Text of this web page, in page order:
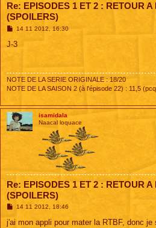
Re: EPISODES 1 ET 2 : RETOUR
(SPOILERS)
M
s
14 11 2012, 16:30
J-3
NOTE DE LA SERIE ORIGINALE : 18/20
NOTE DE LA SAISON 2 (à l'épisode 22) : 11,5
isamidala
Naacal loquace
Re: EPISODES 1 ET 2 : RETOUR
(SPOILERS)
M
s
14 11 2012, 18:46
j'ai mon appli pour mater la RTBF, donc